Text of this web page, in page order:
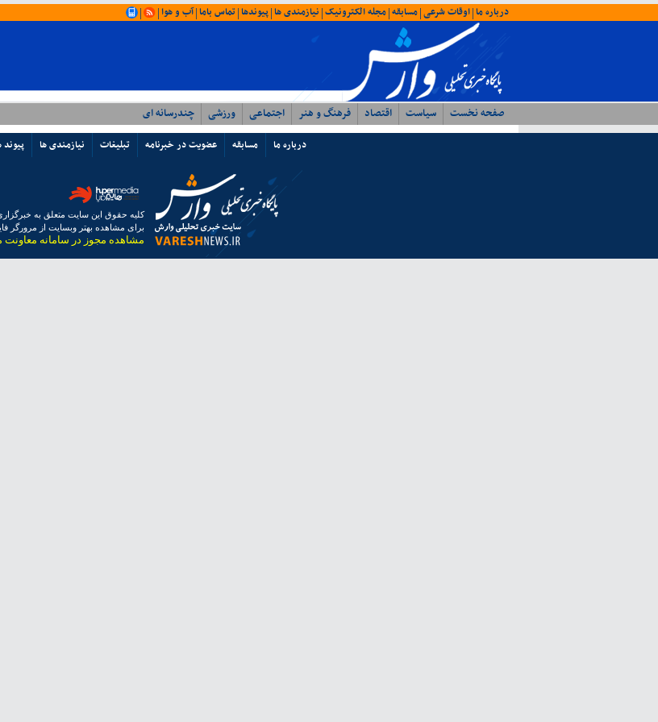
درباره ما| اوقات شرعی| مسابقه| مجله الکترونیک| نیازمندی ها| پیوندها| تماس باما| آب و هوا|
|
صفحه نخست سیاست اقتصاد فرهنگ و هنر اجتماعی ورزشی چندرسانه ای
درباره ما مسابقه عضویت در خبرنامه تبلیغات نیازمندی ها پیوند
کلیه حقوق این سایت متعلق به
برای مشاهده بهتر وبسایت از مرورگر
مشاهده مجوز در سامانه